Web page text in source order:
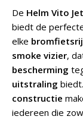
De Helm Vito
biedt de
elke
smoke vizier,
bescherming
uitstraling
constructie
iedereen die